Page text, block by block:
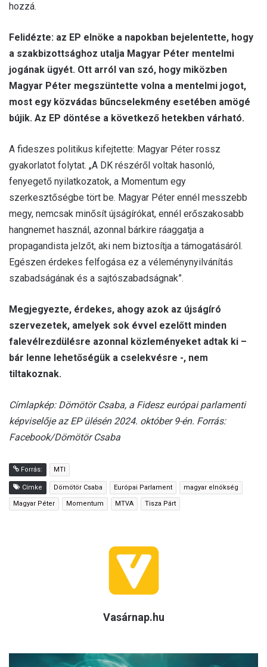
hozzá.
Felidézte: az EP elnöke a napokban bejelentette, hogy
a szakbizottsághoz utalja Magyar Péter mentelmi
jogának ügyét. Ott arról van szó, hogy miközben
Magyar Péter megszüntette volna a mentelmi jogot,
most egy közvádas bűncselekmény esetében amögé
bújik. Az EP döntése a következő hetekben várható.
A fideszes politikus kifejtette: Magyar Péter rossz
gyakorlatot folytat. „A DK részéről voltak hasonló,
fenyegető nyilatkozatok, a Momentum egy
szerkesztőségbe tört be. Magyar Péter ennél messzebb
megy, nemcsak minősít újságírókat, ennél erőszakosabb
hangnemet használ, azonnal bárkire ráaggatja a
propagandista jelzőt, aki nem biztosítja a támogatásáról.
Egészen érdekes felfogása ez a véleménynyilvánítás
szabadságának és a sajtószabadságnak”.
Megjegyezte, érdekes, ahogy azok az újságíró
szervezetek, amelyek sok évvel ezelőtt minden
falevélrezdülésre azonnal közleményeket adtak ki –
bár lenne lehetőségük a cselekvésre -, nem
tiltakoznak.
Címlapkép: Dömötör Csaba, a Fidesz európai parlamenti
képviselője az EP ülésén 2024. október 9-én. Forrás:
Facebook/Dömötör Csaba
Forrás: MTI
Címke Dömötör Csaba Európai Parlament magyar elnökség
Magyar Péter Momentum MTVA Tisza Párt
Vasárnap.hu